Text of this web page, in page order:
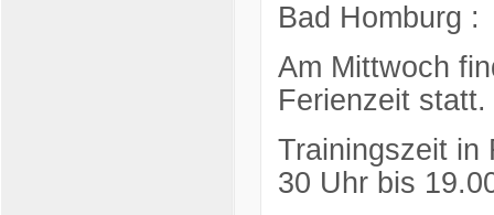
Bad Homburg :
Am Mittwoch
Ferienzeit statt.
Trainingszeit in
30 Uhr bis